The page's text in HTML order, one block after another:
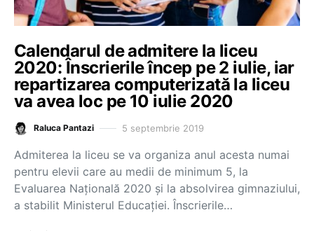
Calendarul de admitere la liceu
2020: Înscrierile încep pe 2 iulie, iar
repartizarea computerizată la liceu
va avea loc pe 10 iulie 2020
Raluca Pantazi 5 septembrie 2019
Admiterea la liceu se va organiza anul acesta numai
pentru elevii care au medii de minimum 5, la
Evaluarea Națională 2020 și la absolvirea gimnaziului,
a stabilit Ministerul Educației. Înscrierile…